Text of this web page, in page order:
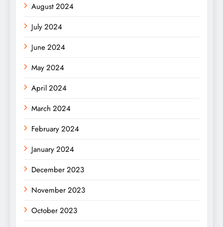
August 2024
July 2024
June 2024
May 2024
April 2024
March 2024
February 2024
January 2024
December 2023
November 2023
October 2023